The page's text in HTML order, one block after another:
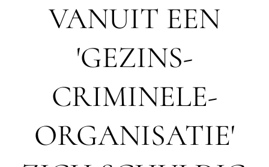
VANUIT EEN
'GEZINS-
CRIMINELE-
ORGANISATIE'